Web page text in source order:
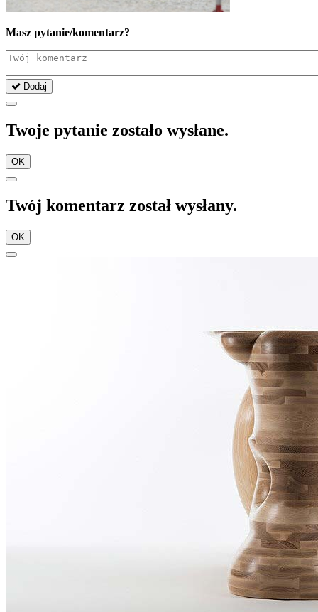
Masz pytanie/komentarz?
Dodaj
Twoje pytanie zostało wysłane.
OK
Twój komentarz został wysłany.
OK